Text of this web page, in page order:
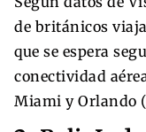
de británicos
que se espera
conectividad
Miami y Orlando (